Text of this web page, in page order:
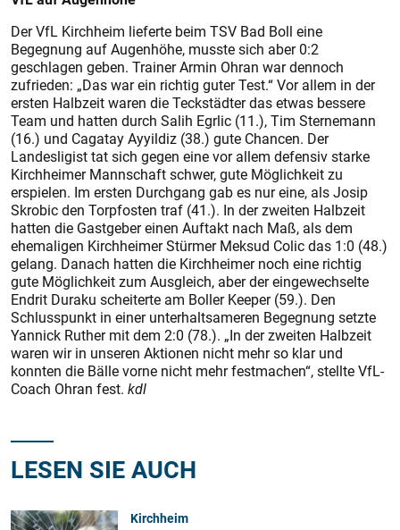
Der VfL Kirchheim lieferte beim TSV Bad Boll eine
Begegnung auf Augenhöhe, musste sich aber 0:2
geschlagen geben. Trainer Armin Ohran war dennoch
zufrieden: „Das war ein richtig guter Test.“ Vor allem in der
ersten Halbzeit waren die Teckstädter das etwas bessere
Team und hatten durch Salih Egrlic (11.), Tim Sternemann
(16.) und Cagatay Ayyildiz (38.) gute Chancen. Der
Landesligist tat sich gegen eine vor allem defensiv starke
Kirchheimer Mannschaft schwer, gute Möglichkeit zu
erspielen. Im ersten Durchgang gab es nur eine, als Josip
Skrobic den Torpfosten traf (41.). In der zweiten Halbzeit
hatten die Gastgeber einen Auftakt nach Maß, als dem
ehemaligen Kirchheimer Stürmer Meksud Colic das 1:0 (48.)
gelang. Danach hatten die Kirchheimer noch eine richtig
gute Möglichkeit zum Ausgleich, aber der eingewechselte
Endrit Duraku scheiterte am Boller Keeper (59.). Den
Schlusspunkt in einer unterhaltsameren Begegnung setzte
Yannick Ruther mit dem 2:0 (78.). „In der zweiten Halbzeit
waren wir in unseren Aktionen nicht mehr so klar und
konnten die Bälle vorne nicht mehr festmachen“, stellte VfL-
Coach Ohran fest. kdl
LESEN SIE AUCH
Kirchheim